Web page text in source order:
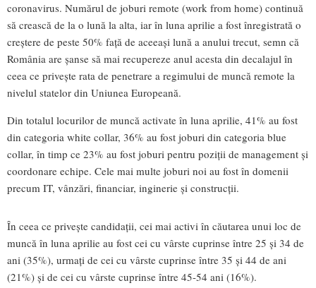
coronavirus. Numărul de joburi remote (work from home) continuă
să crească de la o lună la alta, iar în luna aprilie a fost înregistrată o
creștere de peste 50% față de aceeași lună a anului trecut, semn că
România are șanse să mai recupereze anul acesta din decalajul în
ceea ce privește rata de penetrare a regimului de muncă remote la
nivelul statelor din Uniunea Europeană.
Din totalul locurilor de muncă activate în luna aprilie, 41% au fost
din categoria white collar, 36% au fost joburi din categoria blue
collar, în timp ce 23% au fost joburi pentru poziții de management și
coordonare echipe. Cele mai multe joburi noi au fost în domenii
precum IT, vânzări, financiar, inginerie și construcții.
În ceea ce privește candidații, cei mai activi în căutarea unui loc de
muncă în luna aprilie au fost cei cu vârste cuprinse între 25 și 34 de
ani (35%), urmați de cei cu vârste cuprinse între 35 și 44 de ani
(21%) și de cei cu vârste cuprinse între 45-54 ani (16%).